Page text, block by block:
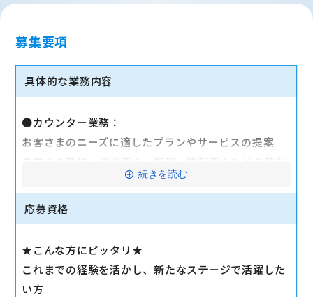
募集要項
具体的な業務内容
●カウンター業務：
お客さまのニーズに適したプランやサービスの提案
スマホの新規、機種変更、修理、情報変更などの基本
「最新機種が欲しい」「ギガはたくさん使いたい」
優先順位を確認し、お客様が納得されるまでいろいろ
なパターンを提案をしていきます。
続きを読む
応募資格
★こんな方にピッタリ★
これまでの経験を活かし、新たなステージで活躍した
い方